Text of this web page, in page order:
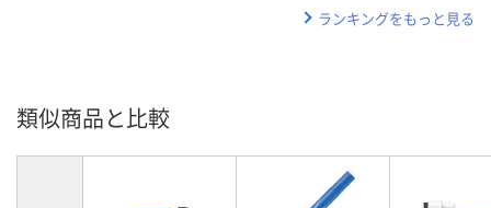
ランキングをもっと見る
類似商品と比較